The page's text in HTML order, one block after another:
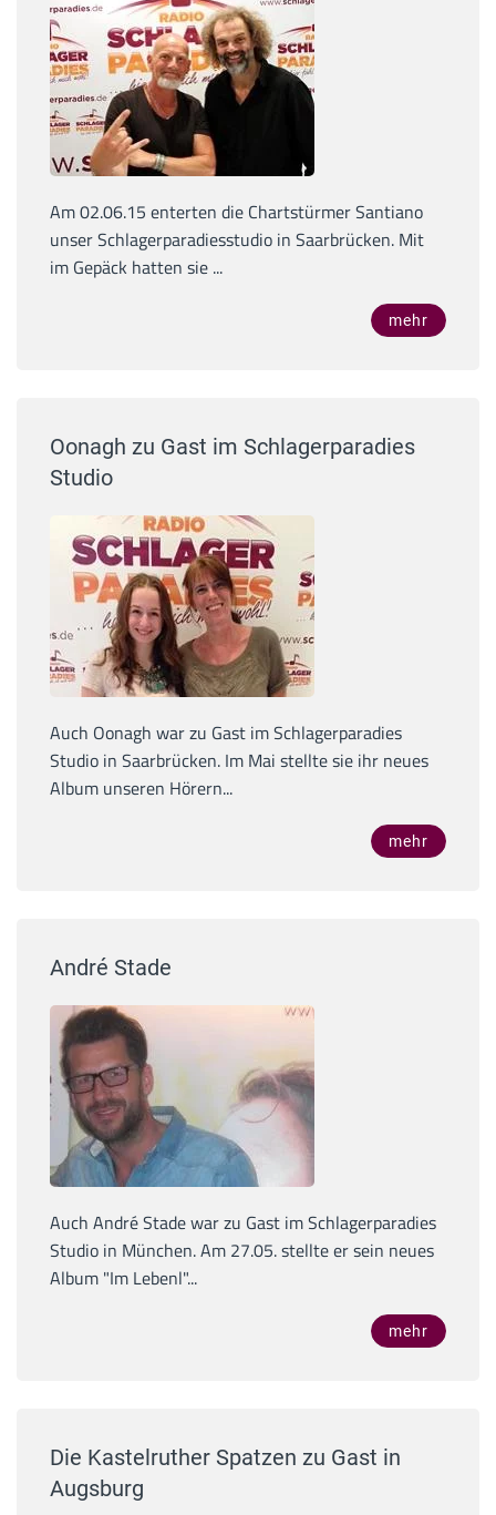
Am 02.06.15 enterten die Chartstürmer Santiano
unser Schlagerparadiesstudio in Saarbrücken. Mit
im Gepäck hatten sie ...
mehr
Oonagh zu Gast im Schlagerparadies
Studio
Auch Oonagh war zu Gast im Schlagerparadies
Studio in Saarbrücken. Im Mai stellte sie ihr neues
Album unseren Hörern...
mehr
André Stade
Auch André Stade war zu Gast im Schlagerparadies
Studio in München. Am 27.05. stellte er sein neues
Album "Im Lebenl"...
mehr
Die Kastelruther Spatzen zu Gast in
Augsburg